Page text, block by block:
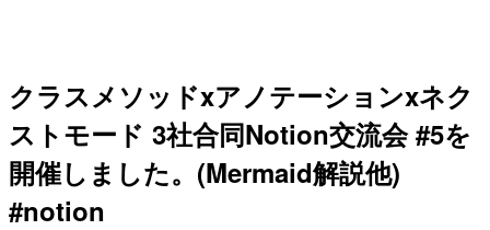
クラスメソッドxアノテーションxネク
ストモード 3社合同Notion交流会 #5を
開催しました。(Mermaid解説他)
#notion